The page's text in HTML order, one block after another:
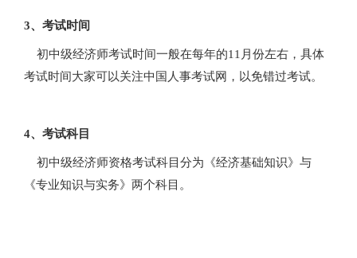
3、考试时间
初中级经济师考试时间一般在每年的11月份左右，具体
考试时间大家可以关注中国人事考试网，以免错过考试。
4、考试科目
初中级经济师资格考试科目分为《经济基础知识》与
《专业知识与实务》两个科目。